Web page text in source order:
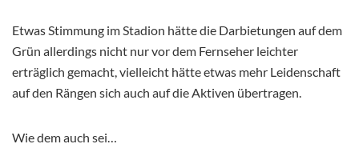
Etwas Stimmung im Stadion hätte die Darbietungen auf dem
Grün allerdings nicht nur vor dem Fernseher leichter
erträglich gemacht, vielleicht hätte etwas mehr Leidenschaft
auf den Rängen sich auch auf die Aktiven übertragen.
Wie dem auch sei…